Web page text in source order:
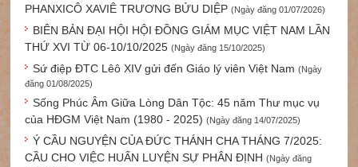
PHANXICÔ XAVIÊ TRƯƠNG BỬU DIỆP(Ngày đăng 01/07/2026)
BIÊN BẢN ĐẠI HỘI HỘI ĐỒNG GIÁM MỤC VIỆT NAM LẦN
THỨ XVI TỪ 06-10/10/2025(Ngày đăng 15/10/2025)
Sứ điệp ĐTC Lêô XIV gửi đến Giáo lý viên Việt Nam(Ngày
đăng 01/08/2025)
Sống Phúc Âm Giữa Lòng Dân Tộc: 45 năm Thư mục vụ
của HĐGM Việt Nam (1980 - 2025)(Ngày đăng 14/07/2025)
Ý CẦU NGUYỆN CỦA ĐỨC THÁNH CHA THÁNG 7/2025:
CẦU CHO VIỆC HUẤN LUYỆN SỰ PHÂN ĐỊNH(Ngày đăng